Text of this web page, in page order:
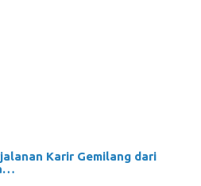
Karir Gemilang dari